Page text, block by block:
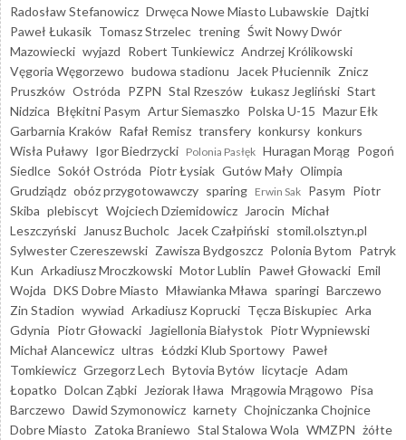
Radosław Stefanowicz Drwęca Nowe Miasto Lubawskie Dajtki
Paweł Łukasik Tomasz Strzelec trening Świt Nowy Dwór
Mazowiecki wyjazd Robert Tunkiewicz Andrzej Królikowski
Vęgoria Węgorzewo budowa stadionu Jacek Płuciennik Znicz
Pruszków Ostróda PZPN Stal Rzeszów Łukasz Jegliński Start
Nidzica Błękitni Pasym Artur Siemaszko Polska U-15 Mazur Ełk
Garbarnia Kraków Rafał Remisz transfery konkursy konkurs
Wisła Puławy Igor Biedrzycki Polonia Pasłęk Huragan Morąg Pogoń
Siedlce Sokół Ostróda Piotr Łysiak Gutów Mały Olimpia
Grudziądz obóz przygotowawczy sparing Erwin Sak Pasym Piotr
Skiba plebiscyt Wojciech Dziemidowicz Jarocin Michał
Leszczyński
Janusz Bucholc Jacek Czałpiński stomil.olsztyn.pl
Sylwester Czereszewski Zawisza Bydgoszcz Polonia Bytom Patryk
Kun Arkadiusz Mroczkowski Motor Lublin Paweł Głowacki Emil
Wojda DKS Dobre Miasto Mławianka Mława sparingi Barczewo
Zin Stadion wywiad Arkadiusz Koprucki Tęcza Biskupiec Arka
Gdynia Piotr Głowacki Jagiellonia Białystok Piotr Wypniewski
Michał Alancewicz ultras Łódzki Klub Sportowy Paweł
Tomkiewicz Grzegorz Lech Bytovia Bytów licytacje Adam
Łopatko Dolcan Ząbki Jeziorak Iława Mrągowia Mrągowo Pisa
Barczewo Dawid Szymonowicz karnety Chojniczanka Chojnice
Dobre Miasto Zatoka Braniewo Stal Stalowa Wola WMZPN żółte